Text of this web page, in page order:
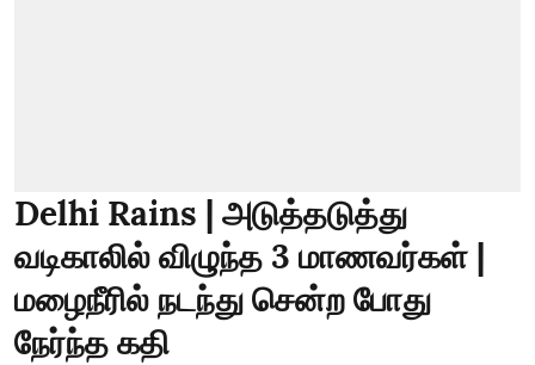
Delhi Rains | அடுத்தடுத்து
வடிகாலில் விழுந்த 3 மாணவர்கள் |
மழைநீரில் நடந்து சென்ற போது
நேர்ந்த கதி